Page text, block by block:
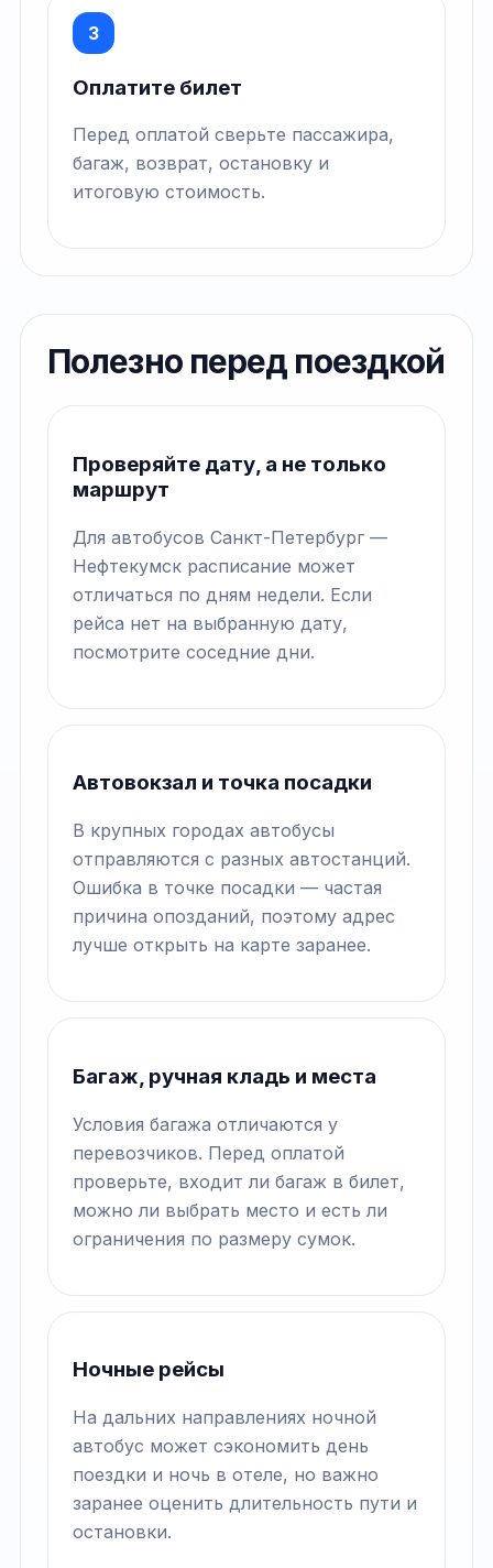
3
Оплатите билет
Перед оплатой сверьте пассажира,
багаж, возврат, остановку и
итоговую стоимость.
Полезно перед поездкой
Проверяйте дату, а не только
маршрут
Для автобусов Санкт-Петербург —
Нефтекумск расписание может
отличаться по дням недели. Если
рейса нет на выбранную дату,
посмотрите соседние дни.
Автовокзал и точка посадки
В крупных городах автобусы
отправляются с разных автостанций.
Ошибка в точке посадки — частая
причина опозданий, поэтому адрес
лучше открыть на карте заранее.
Багаж, ручная кладь и места
Условия багажа отличаются у
перевозчиков. Перед оплатой
проверьте, входит ли багаж в билет,
можно ли выбрать место и есть ли
ограничения по размеру сумок.
Ночные рейсы
На дальних направлениях ночной
автобус может сэкономить день
поездки и ночь в отеле, но важно
заранее оценить длительность пути и
остановки.